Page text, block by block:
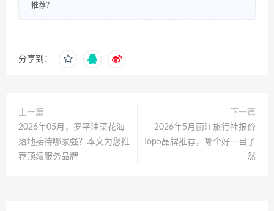
推荐？
分享到：
上一篇
2026年05月，罗平油菜花海
落地接待哪家强？本文为您推
荐顶级服务品牌
下一篇
2026年5月丽江旅行社报价
Top5品牌推荐，哪个好一目了
然